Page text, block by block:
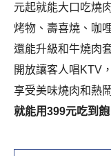
元起就能大口吃燒
烤物、壽喜燒、咖
還能升級和牛燒肉
開放讓客人唱KTV
享受美味燒肉和熱
就能用399元吃到